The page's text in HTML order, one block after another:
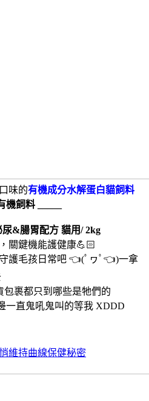
味的有機成分水解蛋白貓飼料
飼料 _____
&腸胃配方 貓用/ 2kg
關鍵機能護健康💪🏻
護毛孩日常吧 👈(ﾟヮﾟ👈)一拿
包裹都只到哪些是牠們的
一直鬼吼鬼叫的等我 XDDD
維持曲線保健秘密